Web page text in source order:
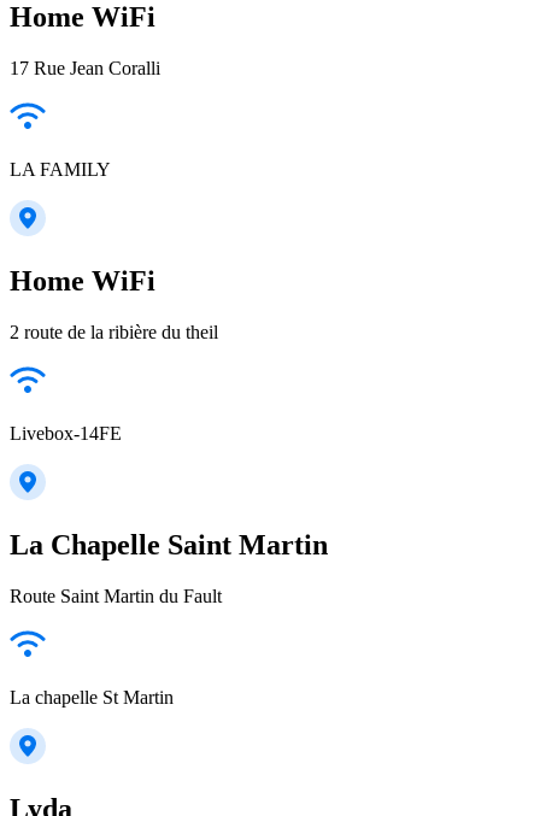
Home WiFi
17 Rue Jean Coralli
LA FAMILY
Home WiFi
2 route de la ribière du theil
Livebox-14FE
La Chapelle Saint Martin
Route Saint Martin du Fault
La chapelle St Martin
Lyda